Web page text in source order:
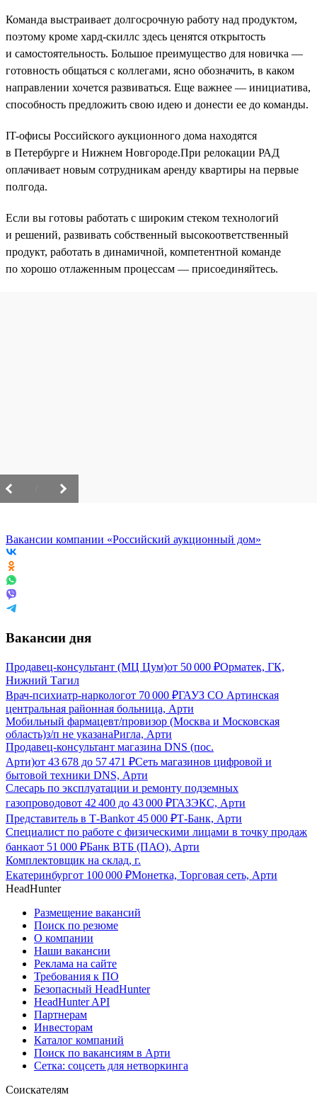
Команда выстраивает долгосрочную работу над продуктом,
поэтому кроме хард-скиллс здесь ценятся открытость
и самостоятельность. Большое преимущество для новичка —
готовность общаться с коллегами, ясно обозначить, в каком
направлении хочется развиваться. Еще важнее — инициатива,
способность предложить свою идею и донести ее до команды.
IT-офисы Российского аукционного дома находятся
в Петербурге и Нижнем Новгороде.При релокации РАД
оплачивает новым сотрудникам аренду квартиры на первые
полгода.
Если вы готовы работать с широким стеком технологий
и решений, развивать собственный высокоответственный
продукт, работать в динамичной, компетентной команде
по хорошо отлаженным процессам — присоединяйтесь.
Вакансии компании «Российский аукционный дом»
Вакансии дня
Продавец-консультант (МЦ Цум)от 50 000 ₽Орматек, ГК,
Нижний Тагил
Врач-психиатр-наркологот 70 000 ₽ГАУЗ СО Артинская
центральная районная больница, Арти
Мобильный фармацевт/провизор (Москва и Московская
область)з/п не указанаРигла, Арти
Продавец-консультант магазина DNS (пос.
Арти)от 43 678 до 57 471 ₽Сеть магазинов цифровой и
бытовой техники DNS, Арти
Слесарь по эксплуатации и ремонту подземных
газопроводовот 42 400 до 43 000 ₽ГАЗЭКС, Арти
Представитель в Т-Bankот 45 000 ₽Т-Банк, Арти
Специалист по работе с физическими лицами в точку продаж
банкаот 51 000 ₽Банк ВТБ (ПАО), Арти
Комплектовщик на склад, г.
Екатеринбургот 100 000 ₽Монетка, Торговая сеть, Арти
HeadHunter
Размещение вакансий
Поиск по резюме
О компании
Наши вакансии
Реклама на сайте
Требования к ПО
Безопасный HeadHunter
HeadHunter API
Партнерам
Инвесторам
Каталог компаний
Поиск по вакансиям в Арти
Сетка: соцсеть для нетворкинга
Соискателям